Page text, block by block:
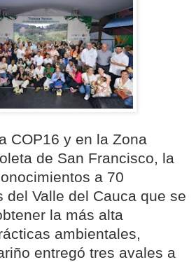
COP16 y en la Zona
de San Francisco, la
a 70
del Valle del Cauca que se
la más alta
ambientales,
entregó tres avales a